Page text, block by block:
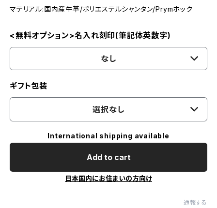
マテリアル:国内産牛革/ポリエステルシャンタン/Prymホック
<無料オプション>名入れ刻印(筆記体英数字)
なし
ギフト包装
選択なし
International shipping available
Add to cart
日本国内にお住まいの方向け
通報する